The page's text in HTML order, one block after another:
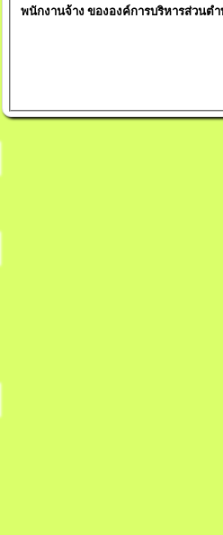
พนักงานจ้าง ขององค์การบริหารส่วนต